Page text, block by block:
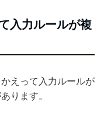
入力ルールが複
えって入力ルールが
ります。